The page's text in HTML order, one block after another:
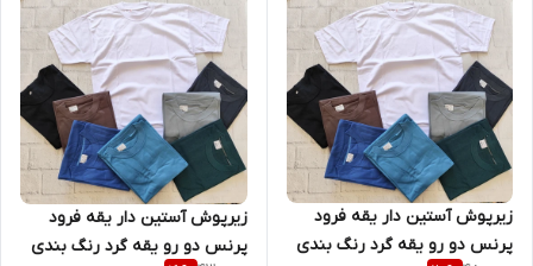
زیرپوش آستین دار یقه فرود
پرنس دو رو یقه گرد رنگ بندی
زیرپوش آستین دار یقه فرود
پرنس دو رو یقه گرد رنگ بندی